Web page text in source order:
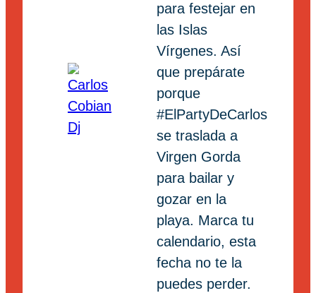
para festejar en
las Islas
Vírgenes. Así
que prepárate
porque
#ElPartyDeCarlos
se traslada a
Virgen Gorda
para bailar y
gozar en la
playa. Marca tu
calendario, esta
fecha no te la
puedes perder.